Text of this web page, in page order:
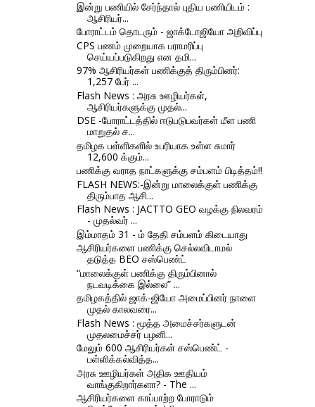
இன்று பணியில் சேர்ந்தால் புதிய பணியிடம் :
ஆசிரியர்...
போராட்டம் தொடரும் - ஜாக்டோஜியோ அறிவிப்பு
CPS பணம் முறையாக பராமரிப்பு
செய்யப்படுகிறது என தமி...
97% ஆசிரியர்கள் பணிக்குத் திரும்பினர்:
1,257 பேர் ...
Flash News : அரசு ஊழியர்கள்,
ஆசிரியர்களுக்கு முதல்...
DSE -போராட்டத்தில் ஈடுபடுபவர்கள் மீள பணி
மாறுதல் ச...
தமிழக பள்ளிகளில் உபரியாக உள்ள சுமார்
12,600 க்கும்...
பணிக்கு வராத நாட்களுக்கு சம்பளம் பிடித்தம்!!
FLASH NEWS:-இன்று மாலைக்குள் பணிக்கு
திரும்பாத ஆசி...
Flash News : JACTTO GEO வழக்கு நிலவரம்
- முதல்வர் ...
இம்மாதம் 31 - ம் தேதி சம்பளம் கிடையாது
ஆசிரியர்களை பணிக்கு செல்லவிடாமல்
தடுத்த BEO சஸ்பெண்ட்
“மாலைக்குள் பணிக்கு திரும்பினால்
நடவடிக்கை இல்லை” ...
தமிழகத்தில் ஜாக்-ஜியோ அமைப்பினர் நாளை
முதல் காலவரை...
Flash News : மூத்த அமைச்சர்களுடன்
முதலமைச்சர் பழனி...
மேலும் 600 ஆசிரியர்கள் சஸ்பெண்ட் -
பள்ளிக்கல்வித்த...
அரசு ஊழியர்கள் அதிக ஊதியம்
வாங்குகிறார்களா? - The ...
ஆசிரியர்களை காப்பாற்ற போராடும்